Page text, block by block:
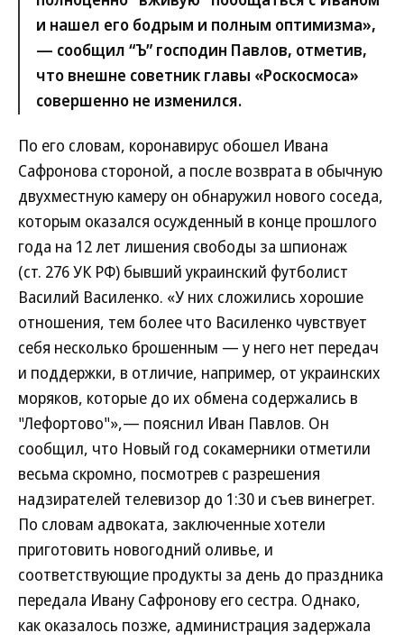
и нашел его бодрым и полным оптимизма»,
— сообщил “Ъ” господин Павлов, отметив,
что внешне советник главы «Роскосмоса»
совершенно не изменился.
По его словам, коронавирус обошел Ивана
Сафронова стороной, а после возврата в обычную
двухместную камеру он обнаружил нового соседа,
которым оказался осужденный в конце прошлого
года на 12 лет лишения свободы за шпионаж
(ст. 276 УК РФ) бывший украинский футболист
Василий Василенко. «У них сложились хорошие
отношения, тем более что Василенко чувствует
себя несколько брошенным — у него нет передач
и поддержки, в отличие, например, от украинских
моряков, которые до их обмена содержались в
"Лефортово"»,— пояснил Иван Павлов. Он
сообщил, что Новый год сокамерники отметили
весьма скромно, посмотрев с разрешения
надзирателей телевизор до 1:30 и съев винегрет.
По словам адвоката, заключенные хотели
приготовить новогодний оливье, и
соответствующие продукты за день до праздника
передала Ивану Сафронову его сестра. Однако,
как оказалось позже, администрация задержала